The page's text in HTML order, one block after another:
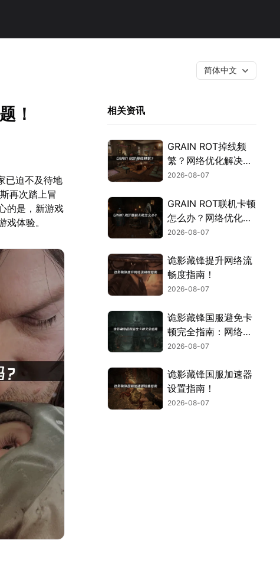
简体中文
！
已迫不及待地
再次踏上冒
的是，新游戏
体验。
相关资讯
GRAIN ROT掉线频
繁？网络优化解决指
南！
2026-08-07
GRAIN ROT联机卡顿
怎么办？网络优化解
决方案！
2026-08-07
诡影藏锋提升网络流
畅度指南！
2026-08-07
诡影藏锋国服避免卡
顿完全指南：网络优
化与解决技巧！
2026-08-07
诡影藏锋国服加速器
设置指南！
2026-08-07